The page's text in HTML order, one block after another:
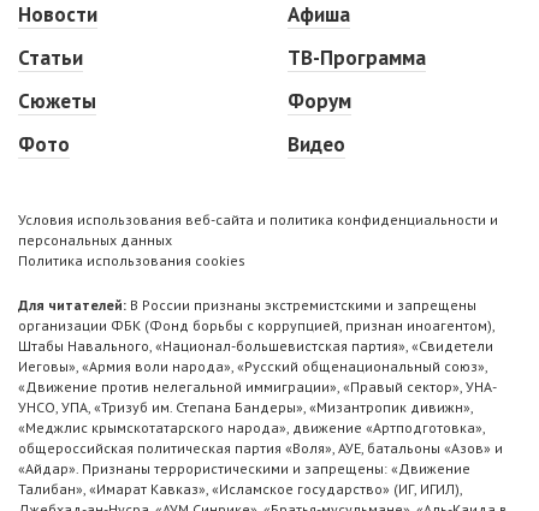
Новости
Статьи
Сюжеты
Фото
Афиша
ТВ-Программа
Форум
Видео
Условия использования веб-сайта и политика конфиденциальности и
персональных данных
Политика использования cookies
Для читателей: В России признаны экстремистскими и запрещены
организации ФБК (Фонд борьбы с коррупцией, признан иноагентом),
Штабы Навального, «Национал-большевистская партия», «Свидетели
Иеговы», «Армия воли народа», «Русский общенациональный союз»,
«Движение против нелегальной иммиграции», «Правый сектор», УНА-
УНСО, УПА, «Тризуб им. Степана Бандеры», «Мизантропик дивижн»,
«Меджлис крымскотатарского народа», движение «Артподготовка»,
общероссийская политическая партия «Воля», АУЕ, батальоны «Азов» и
«Айдар». Признаны террористическими и запрещены: «Движение
Талибан», «Имарат Кавказ», «Исламское государство» (ИГ, ИГИЛ),